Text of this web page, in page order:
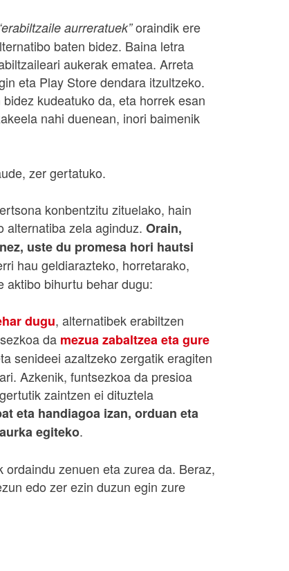
aurreratuek”oraindik ere
baten bidez. Baina letra
aukerak ematea. Arreta
eta Play Store dendara itzultzeko.
kudeatuko da, eta horrek esan
nahi duenean, inori baimenik
zer gertatuko.
konbentzitu zituelako, hain
alternatiba zela aginduz. Orain,
uste du promesa hori hautsi
hau geldiarazteko, horretarako,
aktibo bihurtu behar dugu:
dugu, alternatibek erabiltzen
da mezua zabaltzea eta gure
senideei azaltzeko zergatik eragiten
Azkenik, funtsezkoa da presioa
zaintzen ei dituztela
eta handiagoa izan, orduan eta
egiteko.
zenuen eta zurea da. Beraz,
edo zer ezin duzun egin zure